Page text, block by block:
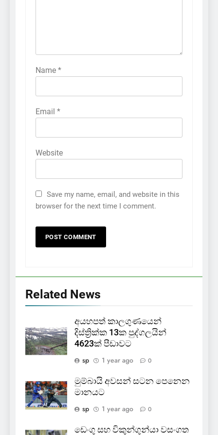
Name *
Email *
Website
Save my name, email, and website in this
browser for the next time I comment.
Related News
අයහපත් කාලගුණයෙන්
දිස්ත්‍රික්ක 13ක පුද්ගලයින්
4623ක් පීඩාවට
sp
1 year ago 0
මුම්බායි අවසන් සටන පෙනෙන
මානයට
sp
1 year ago 0
ඩෙංගු සහ විකුන්ගුන්යා වසංගත